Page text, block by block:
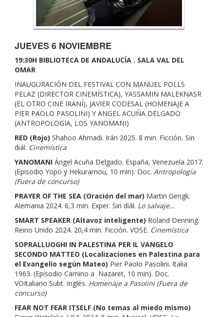
JUEVES 6 NOVIEMBRE
19:30H BIBLIOTECA DE ANDALUCÍA . SALA VAL DEL
OMAR
INAUGURACIÓN DEL FESTIVAL CON MANUEL POLLS
PELAZ (DIRECTOR CINEMÍSTICA), YASSAMIN MALEKNASR
(EL OTRO CINE IRANÍ), JAVIER CODESAL (HOMENAJE A
PIER PAOLO PASOLINI) Y ANGEL ACUÑA DELGADO
(ANTROPOLOGIA, LOS YANOMANI)
RED (Rojo) Shahoo Ahmadi. Irán 2025. 8 min. Ficción. Sin
diál. Cinemística
YANOMANI Ángel Acuña Delgado. España, Venezuela 2017.
(Episodio Yopo y Hekuramou, 10 min). Doc. Antropología
(Fuera de concurso)
PRAYER OF THE SEA (Oración del mar) Martin Gerigk.
Alemania 2024. 6,3 min. Exper. Sin diál. Lo salvaje…
SMART SPEAKER (Altavoz inteligente) Roland Denning.
Reino Unido 2024. 20,4 min. Ficción. VOSE. Cinemística
SOPRALLUOGHI IN PALESTINA PER IL VANGELO
SECONDO MATTEO (Localizaciones en Palestina para
el Evangelio según Mateo) Pier Paolo Pasolini. Italia
1963. (Episodio Camino a Nazaret, 10 min). Doc.
VOItaliano Subt. Inglés. Homenaje a Pasolini (Fuera de
concurso)
FEAR NOT FEAR ITSELF (No temas al miedo mismo)